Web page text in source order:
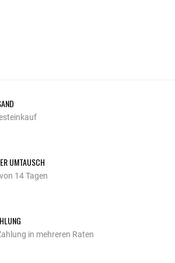
UMTAUSCH
14 Tagen
in mehreren Raten